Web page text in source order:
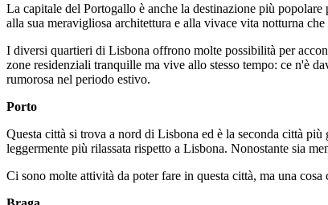
La capitale del Portogallo è anche la destinazione più
alla sua meravigliosa architettura e alla vivace vita notturna
I diversi quartieri di Lisbona offrono molte possibilità per
zone residenziali tranquille ma vive allo stesso tempo: ce n'è
rumorosa nel periodo estivo.
Porto
Questa città si trova a nord di Lisbona ed è la seconda città
leggermente più rilassata rispetto a Lisbona. Nonostante sia
Ci sono molte attività da poter fare in questa città, ma una